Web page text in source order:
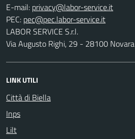
E-mail:
PEC:
LABOR SERVICE S.r.l.
Via Augusto Righi, 29 - 28100 Novara
LINK UTILI
Città di Biella
Inps
Lilt